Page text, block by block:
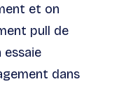
et on
pull de
essaie
dans